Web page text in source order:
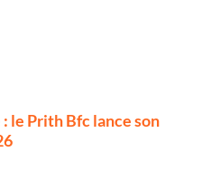
le Prith Bfc lance son